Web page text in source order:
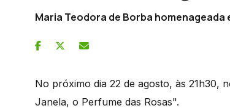
Maria Teodora de Borba homenageada
No próximo dia 22 de agosto, às 21h30,
Janela, o Perfume das Rosas".